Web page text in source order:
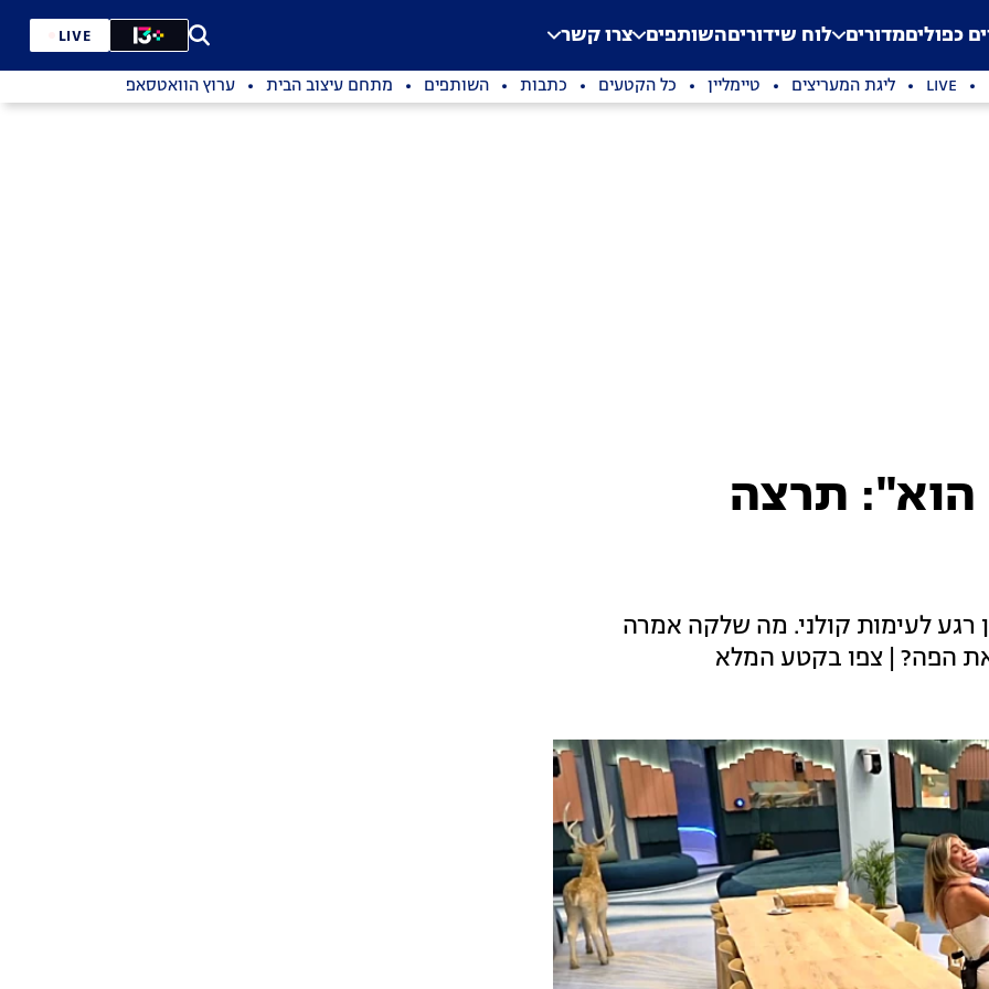
Application error: a
. כפוליםמדורים לוח שידוריםהשותפים צרו קשר LIVE
LIVE ליגת המעריצים טיימליין כל הקטעים כתבות השותפים מתחם עיצוב הבית ערוץ הוואטסאפ
תרצה
לעימות קולני. מה שלקה אמרה
הפה? | צפו בקטע המלא